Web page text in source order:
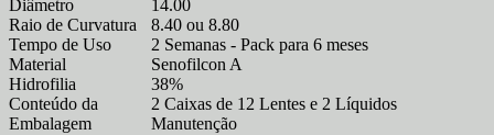
Diâmetro
14.00
Raio de Curvatura
8.40 ou 8.80
Tempo de Uso
2 Semanas - Pack para 6 meses
Material
Senofilcon A
Hidrofilia
38%
Conteúdo da
Embalagem
2 Caixas de 12 Lentes e 2 Líquidos
Manutenção